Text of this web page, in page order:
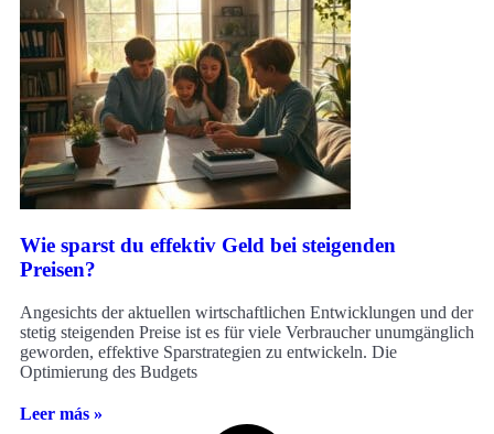
Wie sparst du effektiv Geld bei steigenden
Preisen?
Angesichts der aktuellen wirtschaftlichen Entwicklungen und der
stetig steigenden Preise ist es für viele Verbraucher unumgänglich
geworden, effektive Sparstrategien zu entwickeln. Die
Optimierung des Budgets
Leer más »